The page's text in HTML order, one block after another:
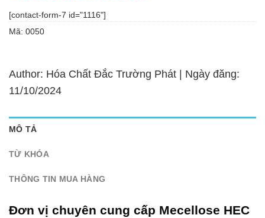
[contact-form-7 id="1116"]
Mã: 0050
Author: Hóa Chất Đắc Trường Phát | Ngày đăng:
11/10/2024
MÔ TẢ
TỪ KHÓA
THÔNG TIN MUA HÀNG
Đơn vị chuyên cung cấp Mecellose HEC